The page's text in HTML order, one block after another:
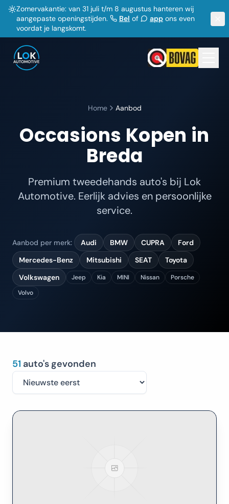
Zomervakantie: van 31 juli t/m 8 augustus hanteren wij
aangepaste openingstijden.
Bel of app ons even
voordat je langskomt.
Home Aanbod
Occasions Kopen in
Breda
Premium tweedehands auto's bij Lok
Automotive. Eerlijk advies en persoonlijke
service.
Aanbod per merk: Audi BMW CUPRA
Ford
Mercedes-Benz
Mitsubishi SEAT
Toyota
Volkswagen
Jeep Kia MINI Nissan
Porsche
Volvo
51 auto's gevonden